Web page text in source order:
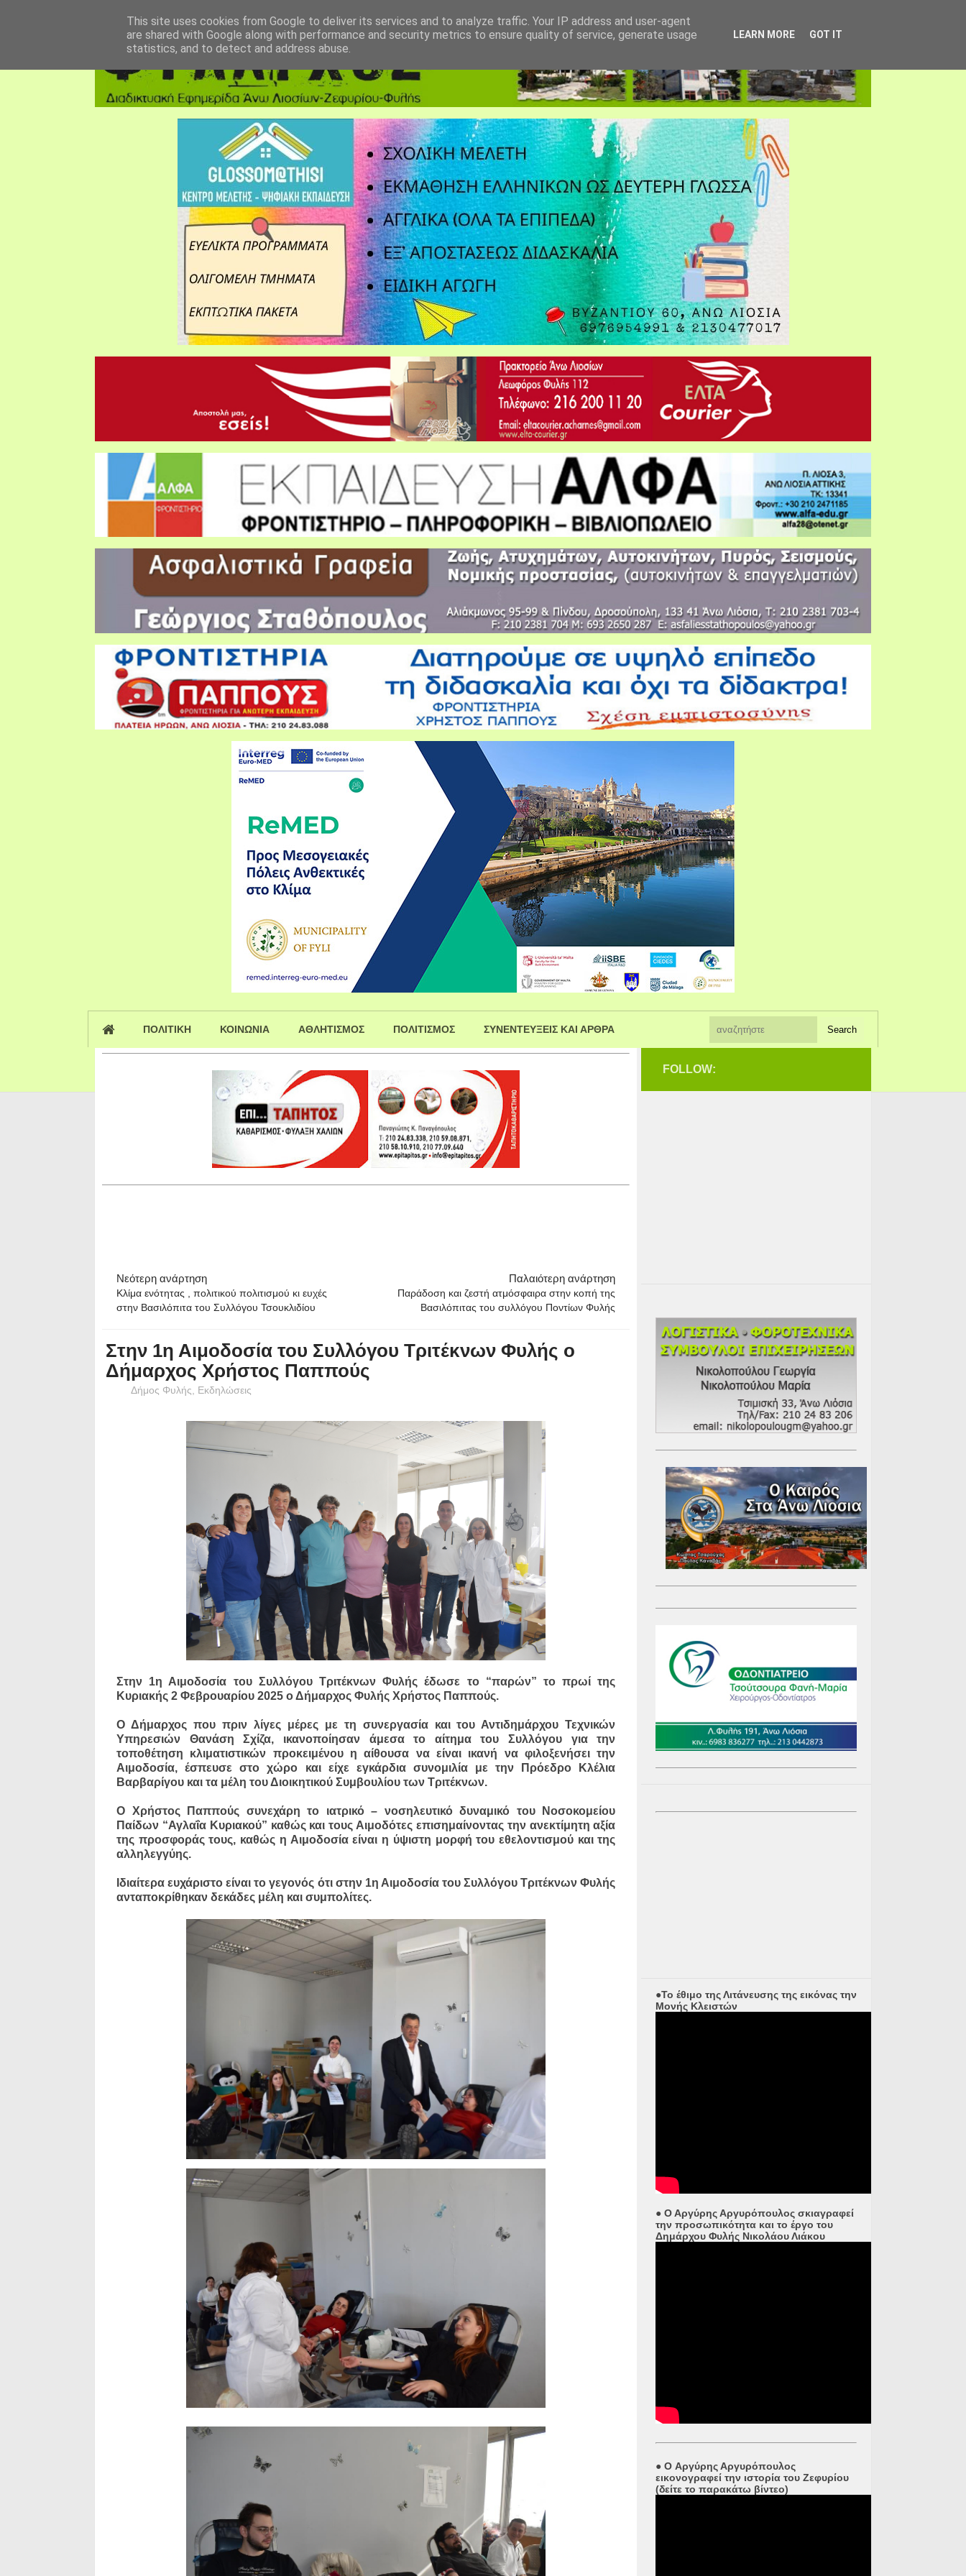
ΠΟΛΙΤΙΚΗ ΚΟΙΝΩΝΙΑ ΑΘΛΗΤΙΣΜΟΣ ΠΟΛΙΤΙΣΜΟΣ ΣΥΝΕΝΤΕΥΞΕΙΣ ΚΑΙ ΑΡΘΡΑ
Νεότερη ανάρτηση
Κλίμα ενότητας , πολιτικού πολιτισμού κι ευχές
στην Βασιλόπιτα του Συλλόγου Τσουκλιδίου
Παλαιότερη ανάρτηση
Παράδοση και ζεστή ατμόσφαιρα στην κοπή της
Βασιλόπιτας του συλλόγου Ποντίων Φυλής
Στην 1η Αιμοδοσία του Συλλόγου Τριτέκνων Φυλής ο
Δήμαρχος Χρήστος Παππούς
Δήμος Φυλής Εκδηλώσεις
Στην 1η Αιμοδοσία του Συλλόγου Τριτέκνων Φυλής έδωσε το “παρών” το πρωί της
Κυριακής 2 Φεβρουαρίου 2025 ο Δήμαρχος Φυλής Χρήστος Παππούς.
Ο Δήμαρχος που πριν λίγες μέρες με τη συνεργασία και του Αντιδημάρχου Τεχνικών
Υπηρεσιών Θανάση Σχίζα, ικανοποίησαν άμεσα το αίτημα του Συλλόγου για την
τοποθέτηση κλιματιστικών προκειμένου η αίθουσα να είναι ικανή να φιλοξενήσει την
Αιμοδοσία, έσπευσε στο χώρο και είχε εγκάρδια συνομιλία με την Πρόεδρο Κλέλια
Βαρβαρίγου και τα μέλη του Διοικητικού Συμβουλίου των Τριτέκνων.
Ο Χρήστος Παππούς συνεχάρη το ιατρικό – νοσηλευτικό δυναμικό του Νοσοκομείου
Παίδων “Αγλαΐα Κυριακού” καθώς και τους Αιμοδότες επισημαίνοντας την ανεκτίμητη αξία
της προσφοράς τους, καθώς η Αιμοδοσία είναι η ύψιστη μορφή του εθελοντισμού και της
αλληλεγγύης.
Ιδιαίτερα ευχάριστο είναι το γεγονός ότι στην 1η Αιμοδοσία του Συλλόγου Τριτέκνων Φυλής
ανταποκρίθηκαν δεκάδες μέλη και συμπολίτες.
FOLLOW:
●Το έθιμο της Λιτάνευσης της εικόνας την
Μονής Κλειστών
● Ο Αργύρης Αργυρόπουλος σκιαγραφεί
την προσωπικότητα και το έργο του
Δημάρχου Φυλής Νικολάου Λιάκου
● O Αργύρης Αργυρόπουλος
εικονογραφεί την ιστορία του Ζεφυρίου
(δείτε το παρακάτω βίντεο)
This site uses cookies from Google to deliver its services and to analyze traffic. Your IP address and user-agent
are shared with Google along with performance and security metrics to ensure quality of service, generate usage
statistics, and to detect and address abuse.
LEARN MORE GOT IT